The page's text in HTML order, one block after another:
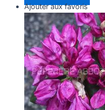
Ajouter aux favoris